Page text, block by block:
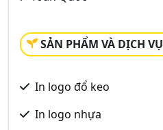
SẢN PHẨM VÀ DỊCH VỤ
In logo đổ keo
In logo nhựa